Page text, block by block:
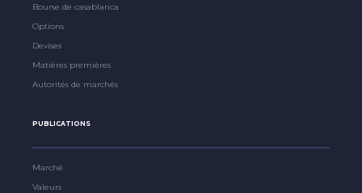
Bourse de casablanca
Options
Devises
Matières premières
Autorités de marchés
PUBLICATIONS
Marché
Valeurs